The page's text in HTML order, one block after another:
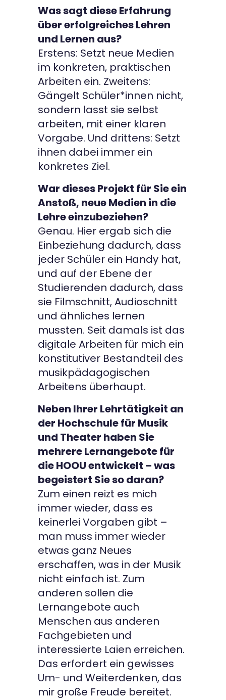
Was sagt diese Erfahrung
über erfolgreiches Lehren
und Lernen aus?
Erstens: Setzt neue Medien
im konkreten, praktischen
Arbeiten ein. Zweitens:
Gängelt Schüler*innen nicht,
sondern lasst sie selbst
arbeiten, mit einer klaren
Vorgabe. Und drittens: Setzt
ihnen dabei immer ein
konkretes Ziel.
War dieses Projekt für Sie ein
Anstoß, neue Medien in die
Lehre einzubeziehen?
Genau. Hier ergab sich die
Einbeziehung dadurch, dass
jeder Schüler ein Handy hat,
und auf der Ebene der
Studierenden dadurch, dass
sie Filmschnitt, Audioschnitt
und ähnliches lernen
mussten. Seit damals ist das
digitale Arbeiten für mich ein
konstitutiver Bestandteil des
musikpädagogischen
Arbeitens überhaupt.
Neben Ihrer Lehrtätigkeit an
der Hochschule für Musik
und Theater haben Sie
mehrere Lernangebote für
die HOOU entwickelt – was
begeistert Sie so daran?
Zum einen reizt es mich
immer wieder, dass es
keinerlei Vorgaben gibt –
man muss immer wieder
etwas ganz Neues
erschaffen, was in der Musik
nicht einfach ist. Zum
anderen sollen die
Lernangebote auch
Menschen aus anderen
Fachgebieten und
interessierte Laien erreichen.
Das erfordert ein gewisses
Um- und Weiterdenken, das
mir große Freude bereitet.